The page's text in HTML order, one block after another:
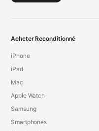
Acheter Reconditionné
iPhone
iPad
Mac
Apple Watch
Samsung
Smartphones